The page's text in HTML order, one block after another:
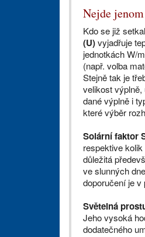
Nejde
Kdo se již
(U)vyjadřuje
jednotkách W/m
(např. volba
Stejně tak je
velikost
dané výplně i
které výběr
Solární faktor
respektive
důležitá
ve slunných
doporučení je v
Světelná
Jeho vysoká
dodatečného